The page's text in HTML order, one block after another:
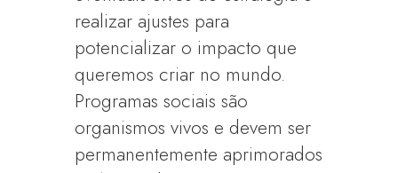
realizar ajustes para
potencializar o impacto que
queremos criar no mundo.
Programas sociais são
organismos vivos e devem ser
permanentemente aprimorados